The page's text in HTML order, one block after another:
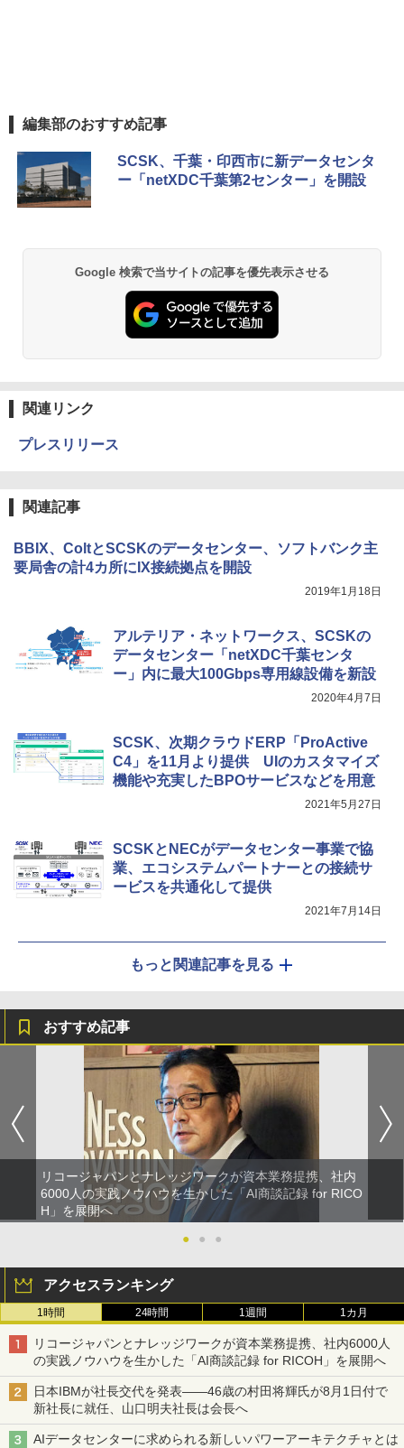
編集部のおすすめ記事
SCSK、千葉・印西市に新データセンタ
ー「netXDC千葉第2センター」を開設
Google 検索で当サイトの記事を優先表示させる
関連リンク
プレスリリース
関連記事
BBIX、ColtとSCSKのデータセンター、ソフトバンク主
要局舎の計4カ所にIX接続拠点を開設
2019年1月18日
アルテリア・ネットワークス、SCSKの
データセンター「netXDC千葉センタ
ー」内に最大100Gbps専用線設備を新設
2020年4月7日
SCSK、次期クラウドERP「ProActive
C4」を11月より提供 UIのカスタマイズ
機能や充実したBPOサービスなどを用意
2021年5月27日
SCSKとNECがデータセンター事業で協
業、エコシステムパートナーとの接続サ
ービスを共通化して提供
2021年7月14日
もっと関連記事を見る
おすすめ記事
リコージャパンとナレッジワークが資本業務提携、社内
6000人の実践ノウハウを生かした「AI商談記録 for RICO
H」を展開へ
●
● ●
アクセスランキング
1時間 24時間 1週間 1カ月
リコージャパンとナレッジワークが資本業務提携、社内6000人
の実践ノウハウを生かした「AI商談記録 for RICOH」を展開へ
日本IBMが社長交代を発表――46歳の村田将輝氏が8月1日付で
新社長に就任、山口明夫社長は会長へ
AIデータセンターに求められる新しいパワーアーキテクチャとは